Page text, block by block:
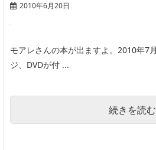
2010年6月20日
モアレさんの本が出ますよ。2010年7
ジ、DVDが付 ...
続きを読む